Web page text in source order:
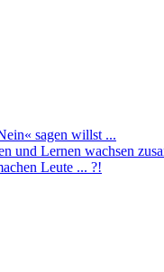
sagen willst ...
und Lernen wachsen
Leute ... ?!